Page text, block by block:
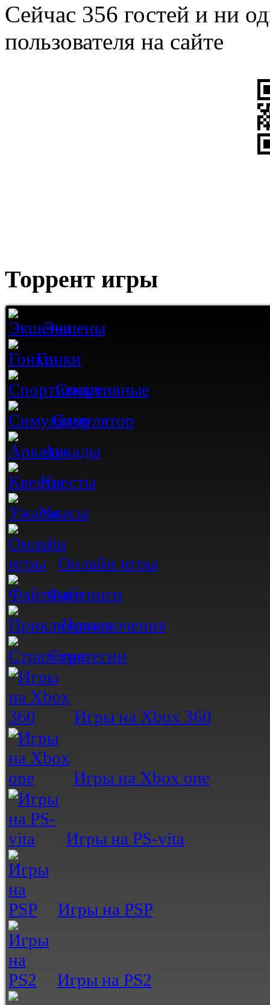
Сейчас 356 гостей и ни
пользователя на сайте
Торрент игры
Экшены
Гонки
Спортивные
Симулятор
Аркады
Квесты
Ужасы
Онлайн игры
Файтинги
Приключения
Стратегии
Игры на Xbox 360
Игры на Xbox one
Игры на PS-vita
Игры на PSP
Игры на PS2